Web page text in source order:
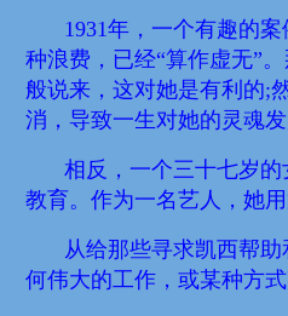
1931年，一个有趣的
种浪费，已经“算作虚无”。
般说来，这对她是有利的;
消，导致一生对她的灵魂
相反，一个三十七岁
教育。作为一名艺人，她
从给那些寻求凯西帮
何伟大的工作 ， 或某种方